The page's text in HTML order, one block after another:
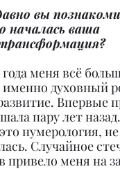
вы
началась ваша
меня всё
именно духовный
Впервые
пару лет назад.
нумерология,
Случайное
привело меня на